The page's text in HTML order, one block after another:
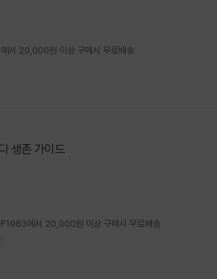
서 20,000원 이상 구매시 무료배송
생존 가이드
에서 20,000원 이상 구매시 무료배송